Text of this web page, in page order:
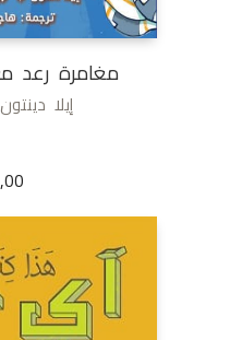
مغامرة رعد
إيلا